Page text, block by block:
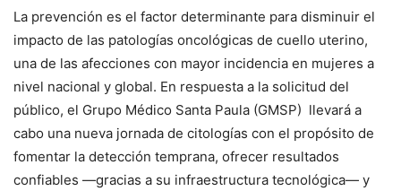
La prevención es el factor determinante para disminuir el
impacto de las patologías oncológicas de cuello uterino,
una de las afecciones con mayor incidencia en mujeres a
nivel nacional y global. En respuesta a la solicitud del
público, el Grupo Médico Santa Paula (GMSP) llevará a
cabo una nueva jornada de citologías con el propósito de
fomentar la detección temprana, ofrecer resultados
confiables —gracias a su infraestructura tecnológica— y